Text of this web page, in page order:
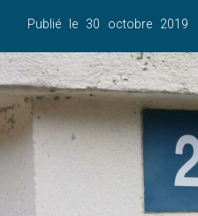
Publié le 30 octobre 2019